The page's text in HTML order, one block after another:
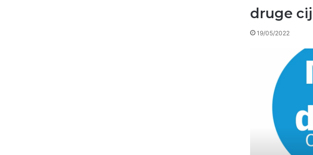
druge
19/05/2022